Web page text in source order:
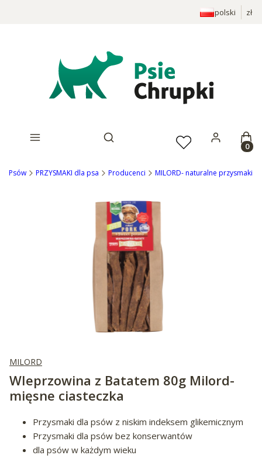
polski zł
Otwórz wyszukiwarkę
Psów PRZYSMAKI dla psa Producenci MILORD- naturalne przysmaki
MILORD
WIeprzowina z Batatem 80g Milord-
mięsne ciasteczka
Przysmaki dla psów z niskim indeksem glikemicznym
Przysmaki dla psów bez konserwantów
dla psów w każdym wieku